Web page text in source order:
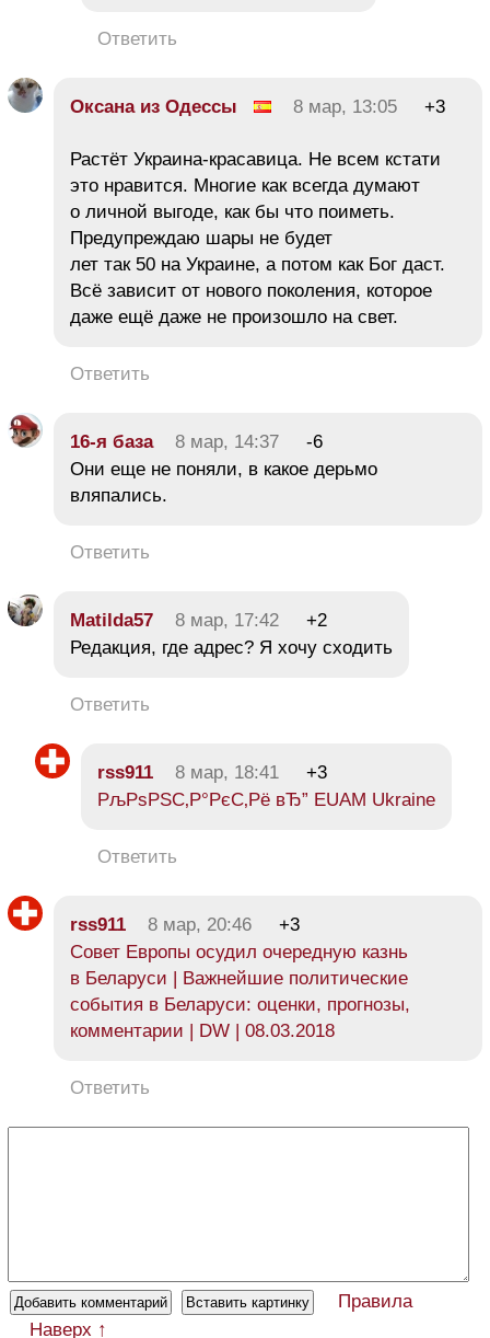
Ответить
Оксана из Одессы 8 мар, 13:05 +3
Растёт Украина-красавица. Не всем кстати
это нравится. Многие как всегда думают
о личной выгоде, как бы что поиметь.
Предупреждаю шары не будет
лет так 50 на Украине, а потом как Бог даст.
Всё зависит от нового поколения, которое
даже ещё даже не произошло на свет.
Ответить
16-я база 8 мар, 14:37
-6
Они еще не поняли, в какое дерьмо
вляпались.
Ответить
Matilda57 8 мар, 17:42
+2
Редакция, где адрес? Я хочу сходить
Ответить
rss911 8 мар, 18:41
+3
РљРѕРЅС‚Р°РєС‚Рё вЂ” EUAM Ukraine
Ответить
rss911 8 мар, 20:46
+3
Совет Европы осудил очередную казнь
в Беларуси | Важнейшие политические
события в Беларуси: оценки, прогнозы,
комментарии | DW | 08.03.2018
Ответить
Правила
Наверх ↑